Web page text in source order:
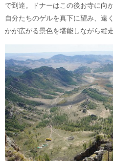
で到達。ドナーはこの後お寺に向
自分たちのゲルを真下に望み、遠
かが広がる景色を堪能しながら縦走